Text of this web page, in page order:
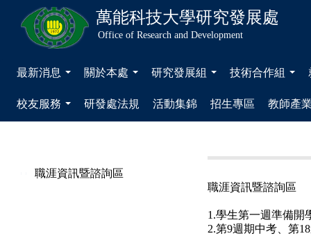
萬能科技大學研究發展處
Office of Research and Development
最新消息 關於本處 研究發展組 技術合作組
校友服務 研發處法規 活動集錦 招生專區 教師產
職涯資訊暨諮詢區
職涯資訊暨諮詢區
1.學生第一週準備開
2.第9週期中考、第